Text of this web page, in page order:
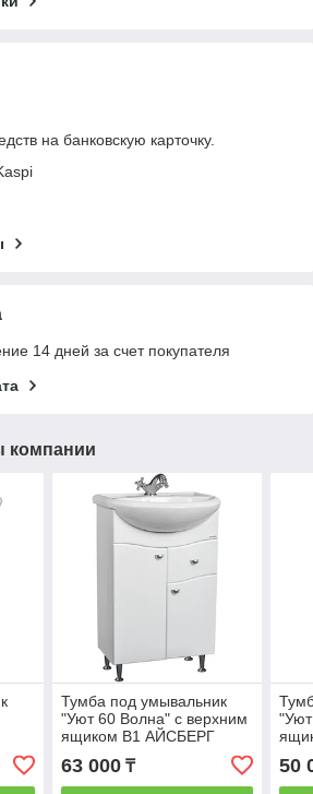
на банковскую карточку.
14 дней за счет покупателя
компании
Тумба под умывальник
"Уют 60 Волна" с верхним
ящиком В1 АЙСБЕРГ
63 000₸ 50